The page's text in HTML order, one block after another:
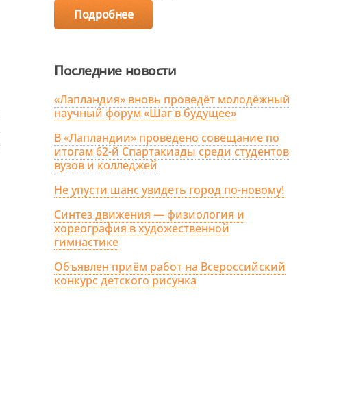
Подробнее
Последние новости
«Лапландия» вновь проведёт молодёжный
научный форум «Шаг в будущее»
В «Лапландии» проведено совещание по
итогам 62-й Спартакиады среди студентов
вузов и колледжей
Не упусти шанс увидеть город по-новому!
Синтез движения — физиология и
хореография в художественной
гимнастике
Объявлен приём работ на Всероссийский
конкурс детского рисунка